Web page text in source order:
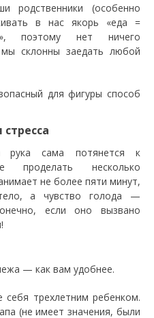
родственники (особенно
в нас якорь «еда =
поэтому нет ничего
склонны заедать любой
для фигуры способ
сама потянется к
проделать несколько
не более пяти минут,
а чувство голода —
если оно вызвано
— как вам удобнее.
себя трехлетним ребенком.
(не имеет значения, были